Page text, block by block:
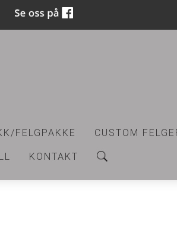
FELGPAKKE CUSTOM
KONTAKT